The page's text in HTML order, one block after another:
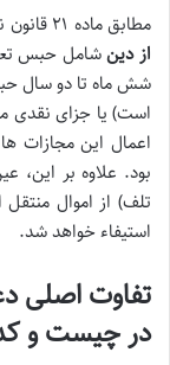
مطابقماده ۲۱ قانون نحوه اجرای محکومیت های مالی
از دینشامل حبس
است) یا جزای نقدی
اعمال این مجازات
بود. علاوه بر این،
تلف) از اموال
استیفاءخواهد شد.
تفاوت اصلی
در چیست و